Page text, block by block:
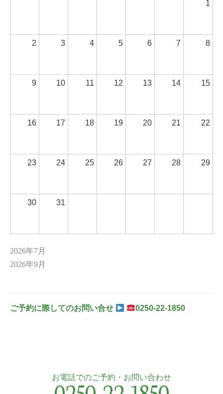
1
2 3 4 5 6 7 8
9 10 11 12 13 14 15
16 17 18 19 20 21 22
23 24 25 26 27 28 29
30 31
2026年7月
2026年9月
ご予約に際してのお問い合せ 0250-22-1850
お電話でのご予約・お問い合わせ